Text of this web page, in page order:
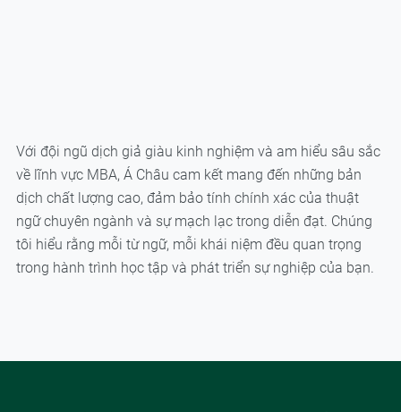
Với đội ngũ dịch giả giàu kinh nghiệm và am hiểu sâu sắc
về lĩnh vực MBA, Á Châu cam kết mang đến những bản
dịch chất lượng cao, đảm bảo tính chính xác của thuật
ngữ chuyên ngành và sự mạch lạc trong diễn đạt. Chúng
tôi hiểu rằng mỗi từ ngữ, mỗi khái niệm đều quan trọng
trong hành trình học tập và phát triển sự nghiệp của bạn.